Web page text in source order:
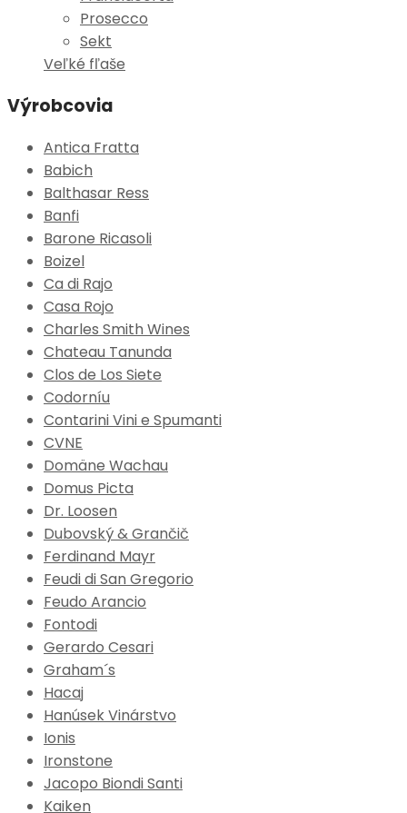
Prosecco
Sekt
Veľké fľaše
Výrobcovia
Antica Fratta
Babich
Balthasar Ress
Banfi
Barone Ricasoli
Boizel
Ca di Rajo
Casa Rojo
Charles Smith Wines
Chateau Tanunda
Clos de Los Siete
Codorníu
Contarini Vini e Spumanti
CVNE
Domäne Wachau
Domus Picta
Dr. Loosen
Dubovský & Grančič
Ferdinand Mayr
Feudi di San Gregorio
Feudo Arancio
Fontodi
Gerardo Cesari
Graham´s
Hacaj
Hanúsek Vinárstvo
Ionis
Ironstone
Jacopo Biondi Santi
Kaiken